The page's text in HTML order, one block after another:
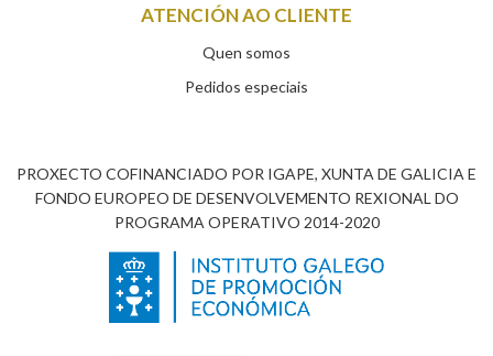
ATENCIÓN AO CLIENTE
Quen somos
Pedidos especiais
PROXECTO COFINANCIADO POR IGAPE, XUNTA DE GALICIA E
FONDO EUROPEO DE DESENVOLVEMENTO REXIONAL DO
PROGRAMA OPERATIVO 2014-2020